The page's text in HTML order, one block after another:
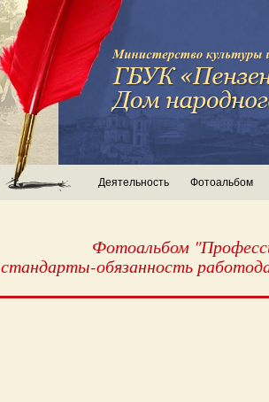
Деятельность Фотоальбом
Фотоальбом
стандарты-обязанность